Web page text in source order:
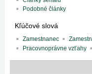
Podobné články
Kľúčové slová
Zamestnanec
Pracovnoprávne vzťahy